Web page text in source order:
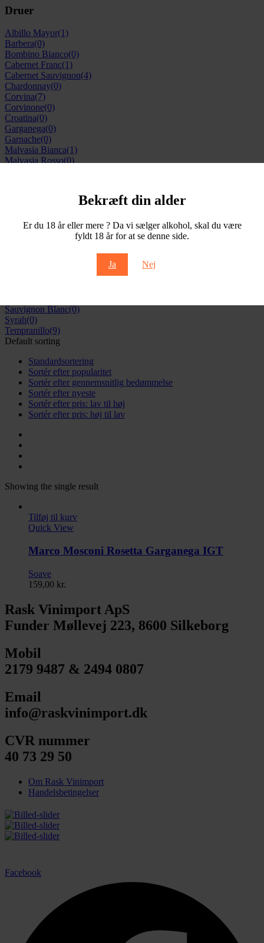
Bekræft din alder
Er du 18 år eller mere ? Da vi sælger alkohol, skal du være
fyldt 18 år for at se denne side.
Ja Nej
Druer
Albillo Mayor(1)
Barbera(0)
Bombino Bianco(0)
Cabernet Franc(1)
Cabernet Sauvignon(4)
Chardonnay(0)
Corvina(7)
Corvinone(0)
Croatina(0)
Garganega(0)
Garnache(0)
Malvasia Bianca(1)
Malvasia Rosso(0)
Petit Verdot(0)
Sauvignon Blanc(0)
Syrah(0)
Tempranillo(9)
Default sorting
Standardsortering
Sortér efter popularitet
Sortér efter gennemsnitlig bedømmelse
Sortér efter nyeste
Sortér efter pris: lav til høj
Sortér efter pris: høj til lav
Showing the single result
Tilføj til kurv
Quick View
Marco Mosconi Rosetta Garganega IGT
Soave
159,00 kr.
Rask Vinimport ApS
Funder Møllevej 223, 8600 Silkeborg
Mobil
2179 9487 & 2494 0807
Email
info@raskvinimport.dk
CVR nummer
40 73 29 50
Om Rask Vinimport
Handelsbetingelser
Facebook